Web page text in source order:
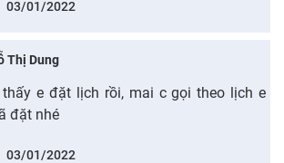
03/01/2022
Thị Dung
thấy e đặt lịch rồi, mai c gọi theo lịch e
đặt nhé
03/01/2022